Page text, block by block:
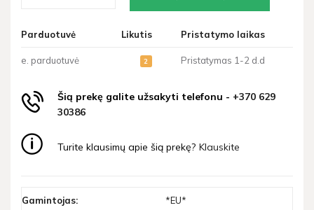
Parduotuvė Likutis Pristatymo laikas
e. parduotuvė 2 Pristatymas 1-2 d.d
Šią prekę galite užsakyti telefonu - +370 629
30386
Turite klausimų apie šią prekę? Klauskite
Gamintojas: *EU*